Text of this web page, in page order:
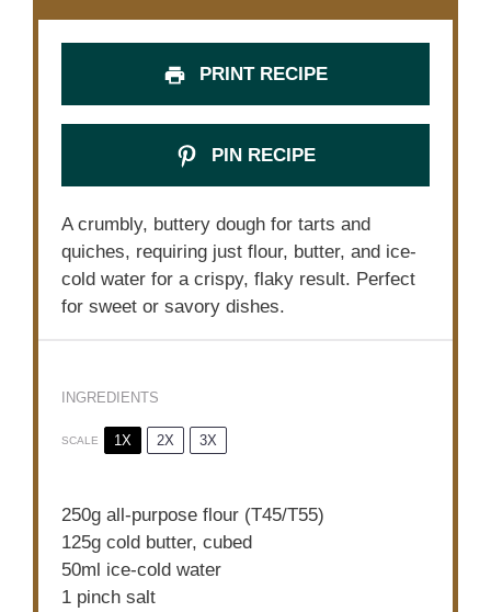
PRINT RECIPE
PIN RECIPE
A crumbly, buttery dough for tarts and
quiches, requiring just flour, butter, and ice-
cold water for a crispy, flaky result. Perfect
for sweet or savory dishes.
INGREDIENTS
SCALE 1X 2X 3X
250g all-purpose flour (T45/T55)
125g cold butter, cubed
50ml ice-cold water
1 pinch salt